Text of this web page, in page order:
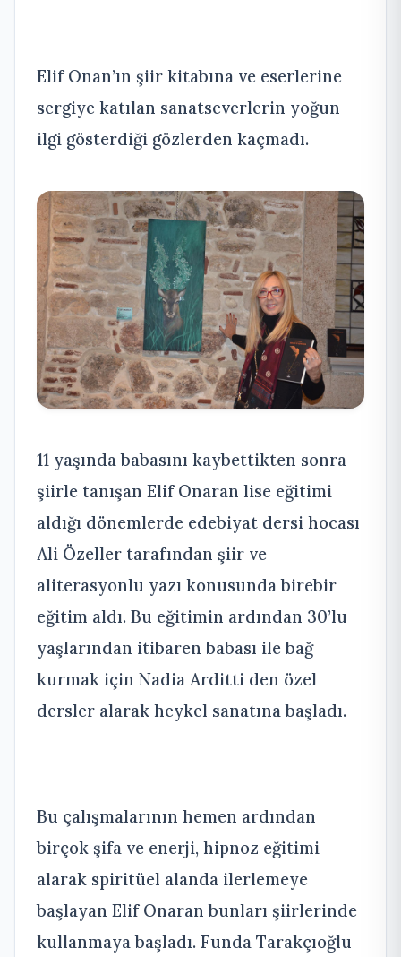
Elif Onan’ın şiir kitabına ve eserlerine
sergiye katılan sanatseverlerin yoğun
ilgi gösterdiği gözlerden kaçmadı.
11 yaşında babasını kaybettikten sonra
şiirle tanışan Elif Onaran lise eğitimi
aldığı dönemlerde edebiyat dersi hocası
Ali Özeller tarafından şiir ve
aliterasyonlu yazı konusunda birebir
eğitim aldı. Bu eğitimin ardından 30’lu
yaşlarından itibaren babası ile bağ
kurmak için Nadia Arditti den özel
dersler alarak heykel sanatına başladı.
Bu çalışmalarının hemen ardından
birçok şifa ve enerji, hipnoz eğitimi
alarak spiritüel alanda ilerlemeye
başlayan Elif Onaran bunları şiirlerinde
kullanmaya başladı. Funda Tarakçıoğlu